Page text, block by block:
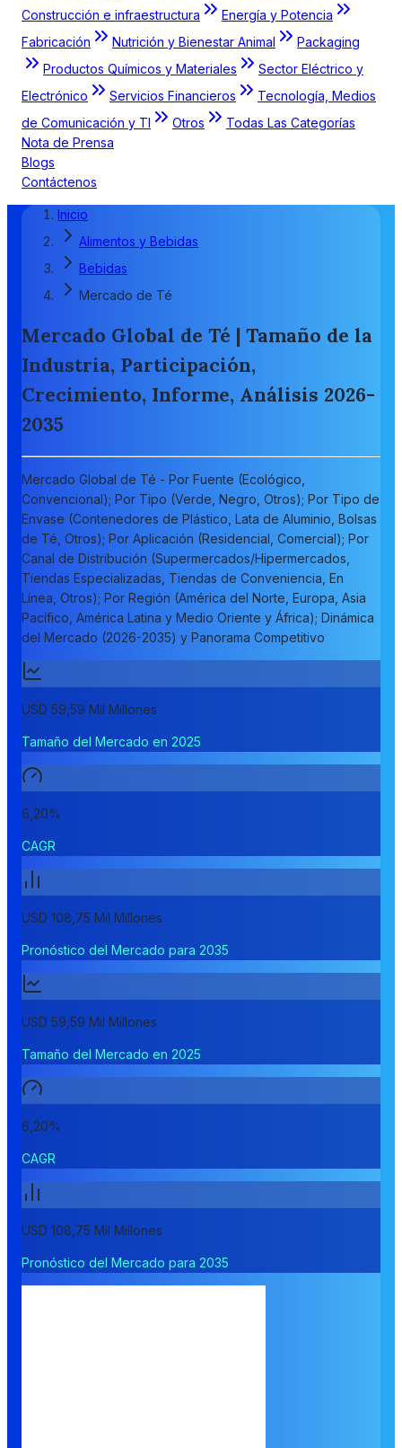
Construcción e infraestructura
Energía y Potencia
Fabricación
Nutrición y Bienestar Animal
Packaging
Productos Químicos y Materiales
Sector Eléctrico y
Electrónico
Servicios Financieros
Tecnología, Medios
de Comunicación y TI
Otros
Todas Las Categorías
Nota de Prensa
Blogs
Contáctenos
Inicio
Alimentos y Bebidas
Bebidas
Mercado de Té
Mercado Global de Té | Tamaño de la
Industria, Participación,
Crecimiento, Informe, Análisis 2026-
2035
Mercado Global de Té - Por Fuente (Ecológico,
Convencional); Por Tipo (Verde, Negro, Otros); Por Tipo de
Envase (Contenedores de Plástico, Lata de Aluminio, Bolsas
de Té, Otros); Por Aplicación (Residencial, Comercial); Por
Canal de Distribución (Supermercados/Hipermercados,
Tiendas Especializadas, Tiendas de Conveniencia, En
Línea, Otros); Por Región (América del Norte, Europa, Asia
Pacífico, América Latina y Medio Oriente y África); Dinámica
del Mercado (2026-2035) y Panorama Competitivo
USD 59,59 Mil Millones
Tamaño del Mercado en 2025
6,20%
CAGR
USD 108,75 Mil Millones
Pronóstico del Mercado para 2035
USD 59,59 Mil Millones
Tamaño del Mercado en 2025
6,20%
CAGR
USD 108,75 Mil Millones
Pronóstico del Mercado para 2035